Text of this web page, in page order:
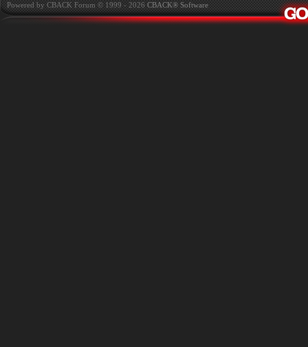
Powered by CBACK Forum © 1999 - 2026CBACK® Software